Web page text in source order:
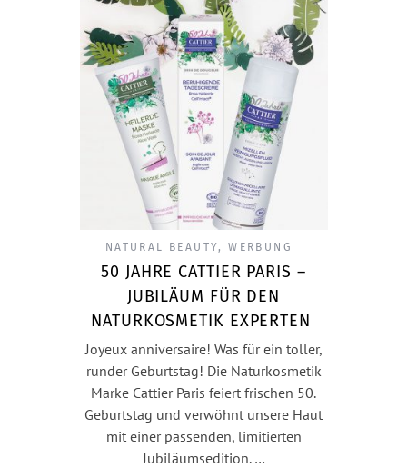
NATURAL BEAUTY,WERBUNG
50 JAHRE CATTIER PARIS –
JUBILÄUM FÜR DEN
NATURKOSMETIK EXPERTEN
Joyeux anniversaire! Was für ein toller,
runder Geburtstag! Die Naturkosmetik
Marke Cattier Paris feiert frischen 50.
Geburtstag und verwöhnt unsere Haut
mit einer passenden, limitierten
Jubiläumsedition. …